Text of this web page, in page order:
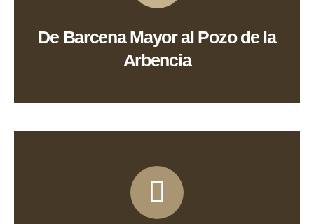
De Barcena Mayor al Pozo de la
Arbencia
Ver Ruta